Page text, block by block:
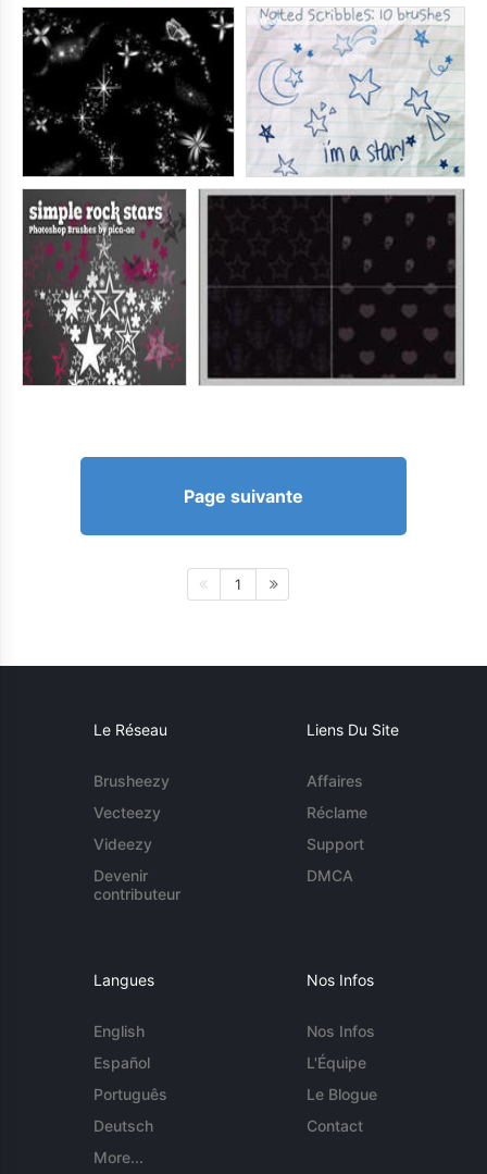
Page suivante
1
Le Réseau
Brusheezy
Vecteezy
Videezy
Devenir
contributeur
Liens Du Site
Affaires
Réclame
Support
DMCA
Langues
English
Español
Português
Deutsch
More...
Nos Infos
Nos Infos
L'Équipe
Le Blogue
Contact